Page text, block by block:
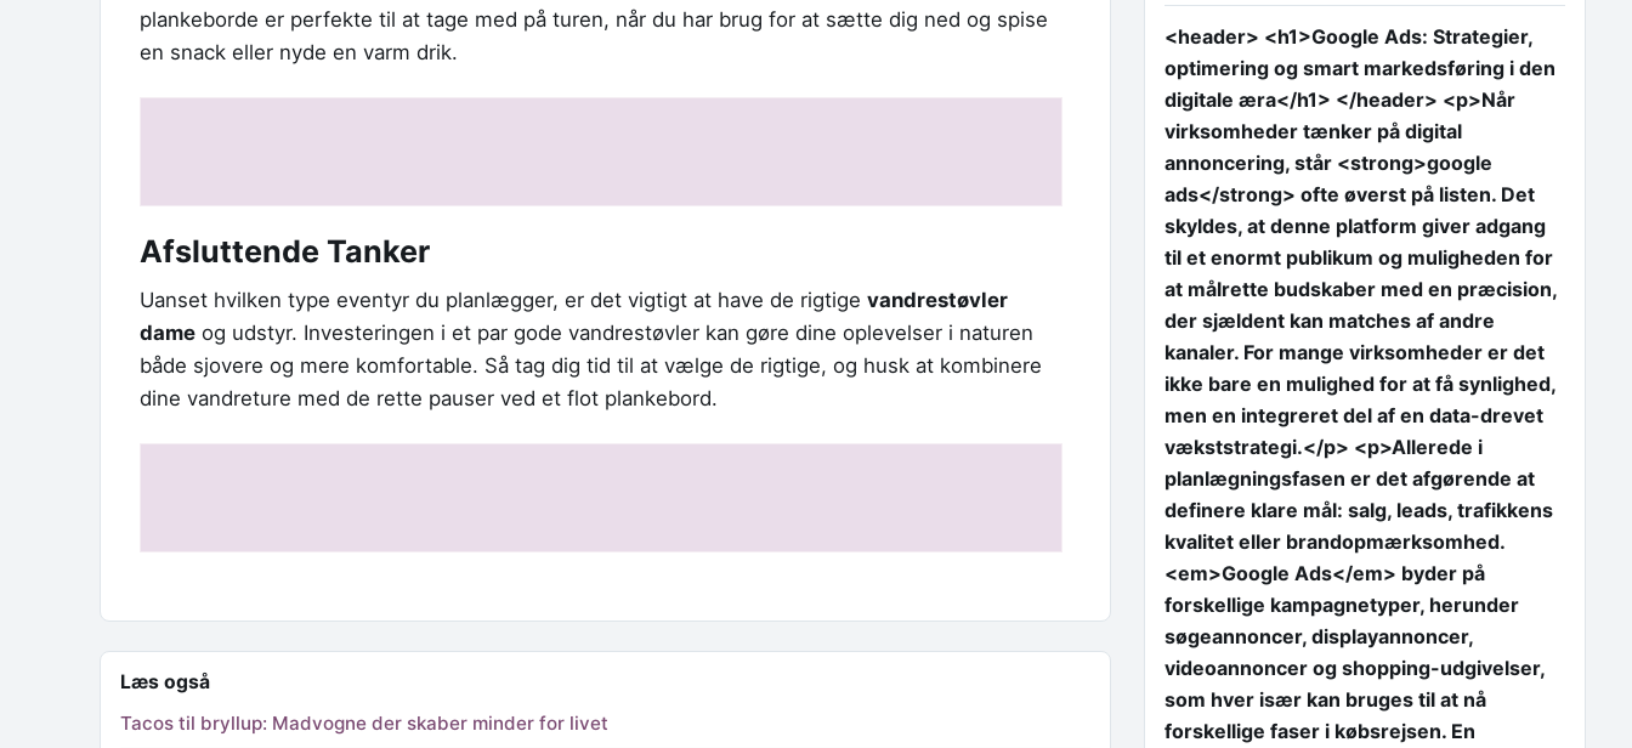
plankeborde er perfekte til at tage med på turen, når du har brug for at sætte dig ned og spise
en snack eller nyde en varm drik.
Afsluttende Tanker
Uanset hvilken type eventyr du planlægger, er det vigtigt at have de rigtige vandrestøvler
dame og udstyr. Investeringen i et par gode vandrestøvler kan gøre dine oplevelser i naturen
både sjovere og mere komfortable. Så tag dig tid til at vælge de rigtige, og husk at kombinere
dine vandreture med de rette pauser ved et flot plankebord.
Læs også
Tacos til bryllup: Madvogne der skaber minder for livet
<header> <h1>Google Ads: Strategier,
optimering og smart markedsføring i den
digitale æra</h1> </header> <p>Når
virksomheder tænker på digital
annoncering, står <strong>google
ads</strong> ofte øverst på listen. Det
skyldes, at denne platform giver adgang
til et enormt publikum og muligheden for
at målrette budskaber med en præcision,
der sjældent kan matches af andre
kanaler. For mange virksomheder er det
ikke bare en mulighed for at få synlighed,
men en integreret del af en data-drevet
vækststrategi.</p> <p>Allerede i
planlægningsfasen er det afgørende at
definere klare mål: salg, leads, trafikkens
kvalitet eller brandopmærksomhed.
<em>Google Ads</em> byder på
forskellige kampagnetyper, herunder
søgeannoncer, displayannoncer,
videoannoncer og shopping-udgivelser,
som hver især kan bruges til at nå
forskellige faser i købsrejsen. En